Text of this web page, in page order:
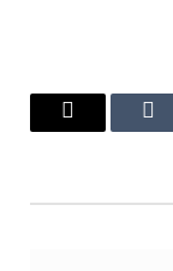
Tumblr
البريد